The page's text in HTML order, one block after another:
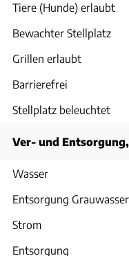
Tiere (Hunde) erlaubt
Bewachter Stellplatz
Grillen erlaubt
Barrierefrei
Stellplatz beleuchtet
Ver- und
Wasser
Entsorgung Grauwasser
Strom
Entsorgung